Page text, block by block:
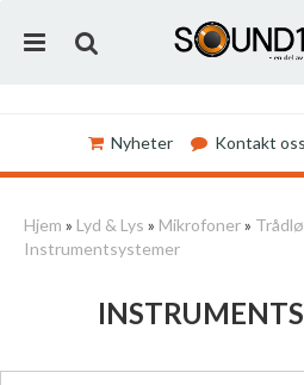
Nyheter Kontakt
Hjem » Lyd & Lys » Mikrofoner»
Instrumentsystemer